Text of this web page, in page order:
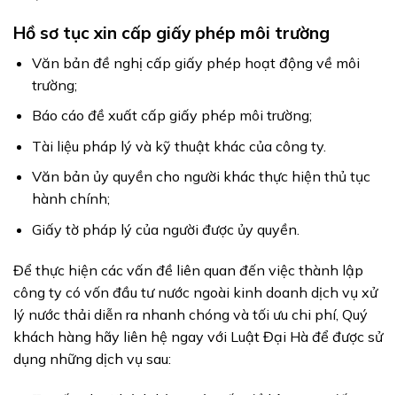
Hồ sơ tục xin cấp giấy phép môi trường
Văn bản đề nghị cấp giấy phép hoạt động về môi
trường;
Báo cáo đề xuất cấp giấy phép môi trường;
Tài liệu pháp lý và kỹ thuật khác của công ty.
Văn bản ủy quyền cho người khác thực hiện thủ tục
hành chính;
Giấy tờ pháp lý của người được ủy quyền.
Để thực hiện các vấn đề liên quan đến việc thành lập
công ty có vốn đầu tư nước ngoài kinh doanh dịch vụ xử
lý nước thải diễn ra nhanh chóng và tối ưu chi phí, Quý
khách hàng hãy liên hệ ngay với Luật Đại Hà để được sử
dụng những dịch vụ sau: